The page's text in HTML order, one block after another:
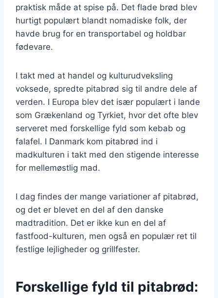
praktisk måde at spise på. Det flade brød blev
hurtigt populært blandt nomadiske folk, der
havde brug for en transportabel og holdbar
fødevare.
I takt med at handel og kulturudveksling
voksede, spredte pitabrød sig til andre dele af
verden. I Europa blev det især populært i lande
som Grækenland og Tyrkiet, hvor det ofte blev
serveret med forskellige fyld som kebab og
falafel. I Danmark kom pitabrød ind i
madkulturen i takt med den stigende interesse
for mellemøstlig mad.
I dag findes der mange variationer af pitabrød,
og det er blevet en del af den danske
madtradition. Det er ikke kun en del af
fastfood-kulturen, men også en populær ret til
festlige lejligheder og grillfester.
Forskellige fyld til pitabrød: